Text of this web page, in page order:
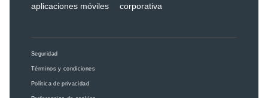
aplicaciones móviles
corporativa
Seguridad
Términos y condiciones
Política de privacidad